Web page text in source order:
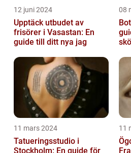
12 juni 2024
Upptäck utbudet av
frisörer i Vasastan: En
guide till ditt nya jag
08
11 mars 2024
Tatueringsstudio i
Stockholm: En guide för
11